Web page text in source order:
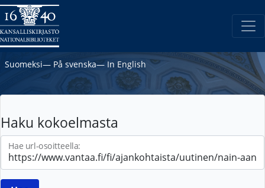
Suomeksi― På svenska― In English
Haku kokoelmasta
Hae url-osoitteella: